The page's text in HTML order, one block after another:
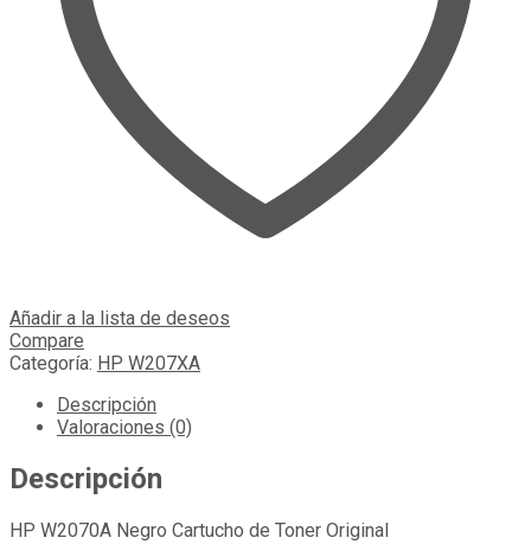
Añadir a la lista de deseos
Compare
Categoría: HP W207XA
Descripción
Valoraciones (0)
Descripción
HP W2070A Negro Cartucho de Toner Original